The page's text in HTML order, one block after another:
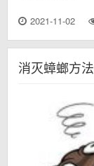
2021-11-02